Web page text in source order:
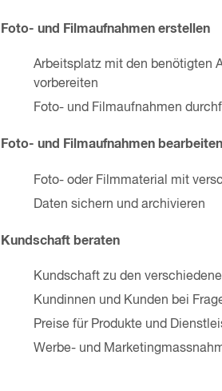
Foto- und Filmaufnahmen erstellen
Arbeitsplatz mit den benötigten
vorbereiten
Foto- und Filmaufnahmen
Foto- und Filmaufnahmen bearbeiten
Foto- oder Filmmaterial mit
Daten sichern und archivieren
Kundschaft beraten
Kundschaft zu den
Kundinnen und Kunden bei
Preise für Produkte und
Werbe- und